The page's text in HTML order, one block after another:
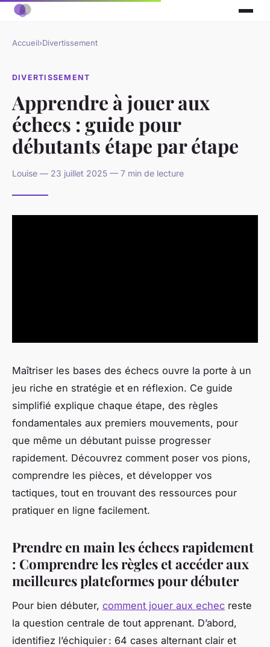
Accueil›Divertissement
DIVERTISSEMENT
Apprendre à jouer aux
échecs : guide pour
débutants étape par étape
Louise — 23 juillet 2025 — 7 min de lecture
Maîtriser les bases des échecs ouvre la porte à un
jeu riche en stratégie et en réflexion. Ce guide
simplifié explique chaque étape, des règles
fondamentales aux premiers mouvements, pour
que même un débutant puisse progresser
rapidement. Découvrez comment poser vos pions,
comprendre les pièces, et développer vos
tactiques, tout en trouvant des ressources pour
pratiquer en ligne facilement.
Prendre en main les échecs rapidement
: Comprendre les règles et accéder aux
meilleures plateformes pour débuter
Pour bien débuter, comment jouer aux echec reste
la question centrale de tout apprenant. D’abord,
identifiez l’échiquier : 64 cases alternant clair et